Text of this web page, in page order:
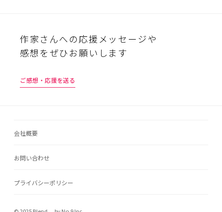
作家さんへの応援メッセージや
感想をぜひお願いします
ご感想・応援を送る
会社概要
お問い合わせ
プライバシーポリシー